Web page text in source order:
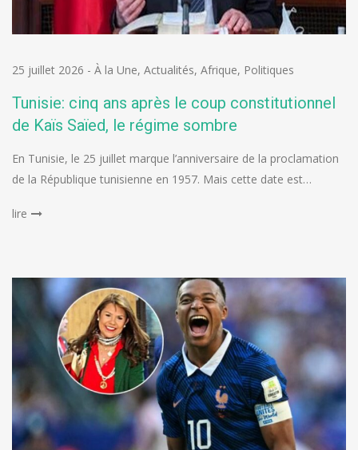
25 juillet 2026 - À la Une, Actualités, Afrique, Politiques
Tunisie: cinq ans après le coup constitutionnel
de Kaïs Saïed, le régime sombre
En Tunisie, le 25 juillet marque l’anniversaire de la proclamation
de la République tunisienne en 1957. Mais cette date est…
lire